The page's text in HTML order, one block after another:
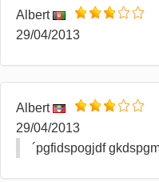
Albert
29/04/2013
Albert
29/04/2013
´pgfidspogjdf